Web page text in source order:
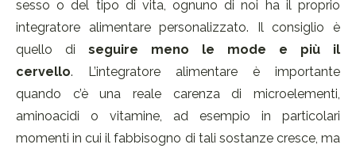
sesso o del tipo di vita, ognuno di noi ha il proprio
integratore alimentare personalizzato. Il consiglio è
quello di seguire meno le mode e più il
cervello. L’integratore alimentare è importante
quando c’è una reale carenza di microelementi,
aminoacidi o vitamine, ad esempio in particolari
momenti in cui il fabbisogno di tali sostanze cresce, ma